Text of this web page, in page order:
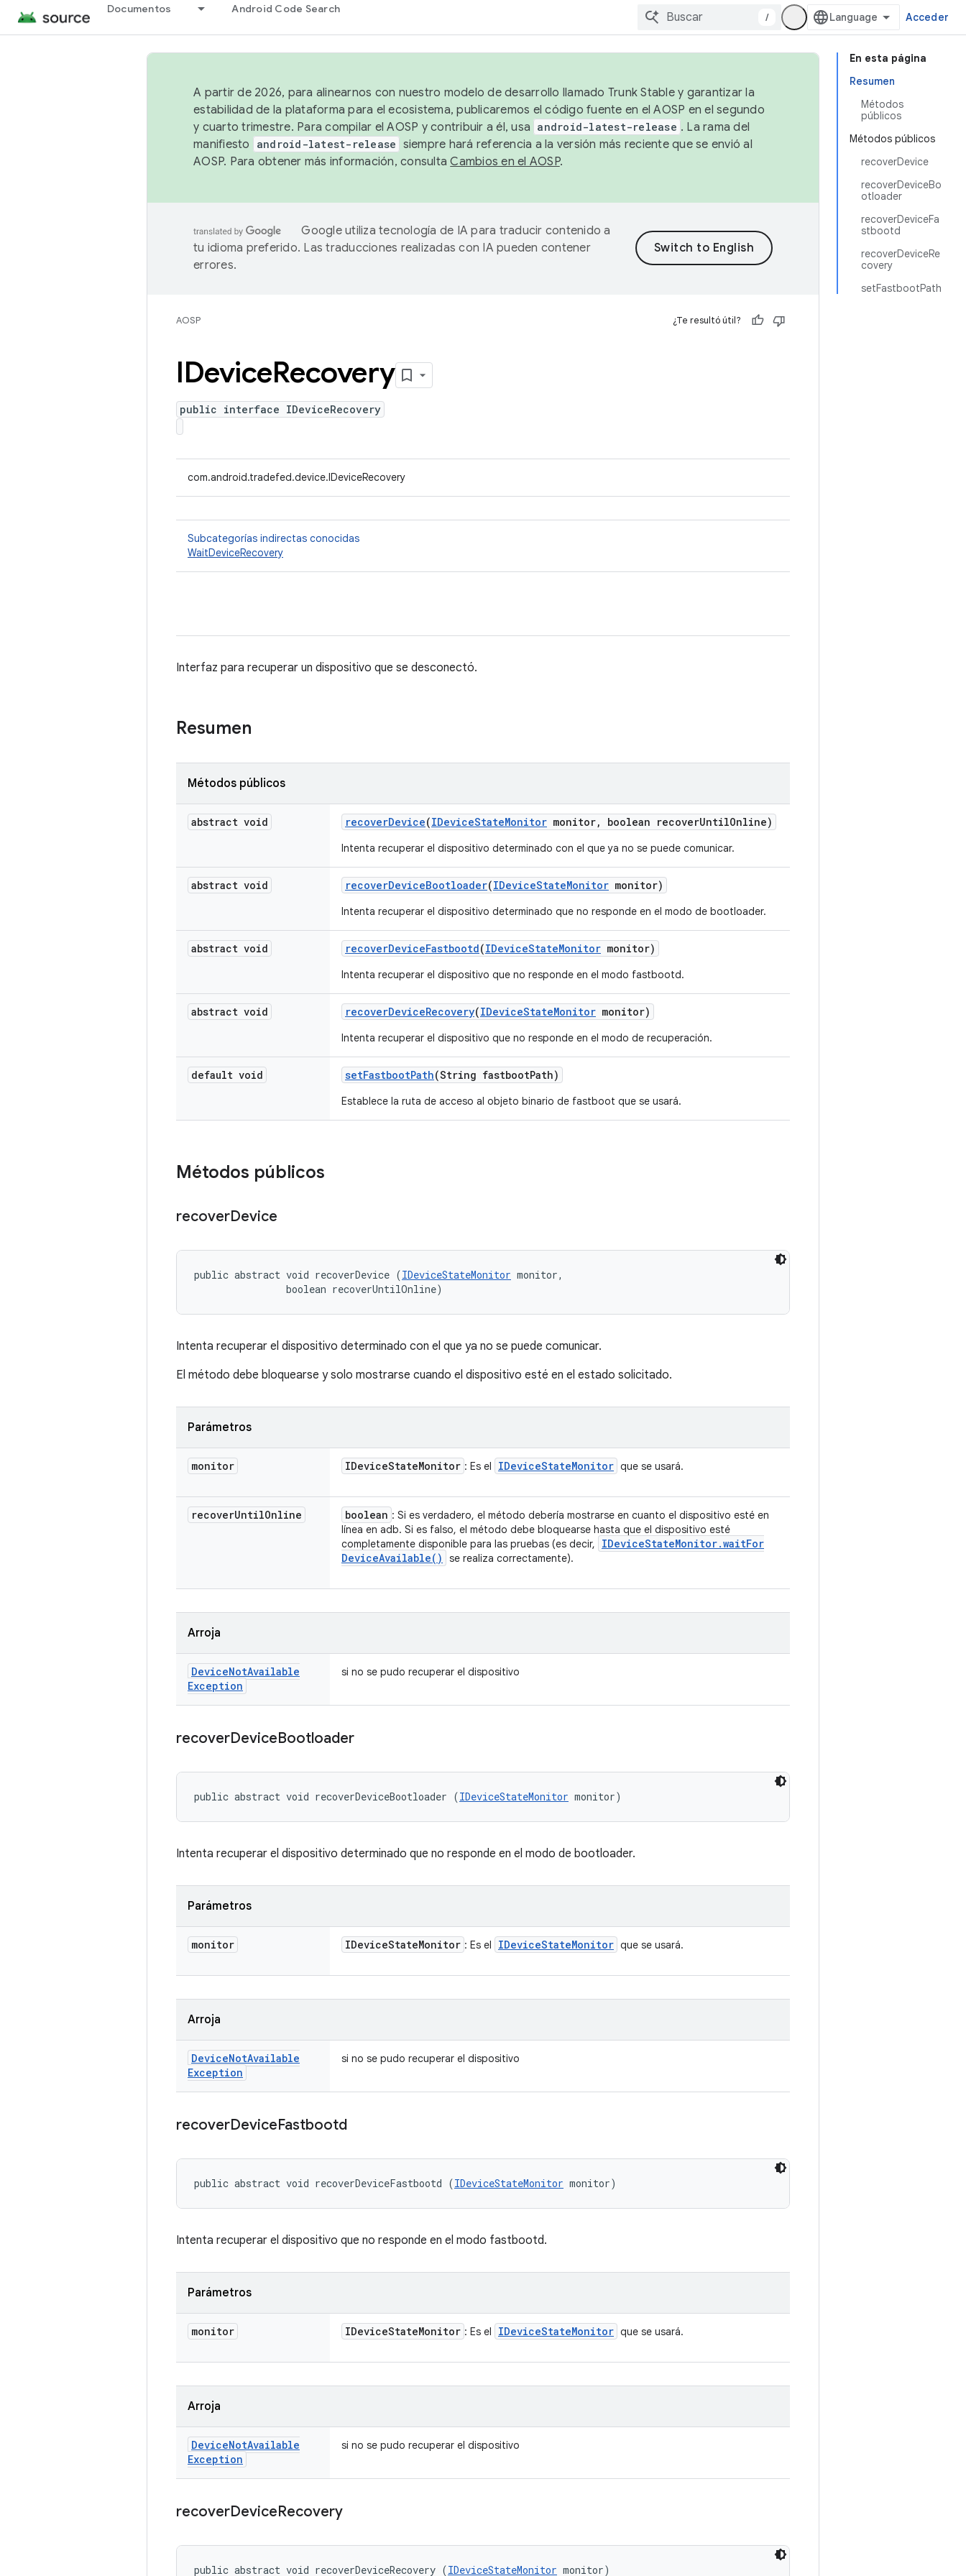
Documentos Android Code Search
/ Acceder
En esta página
Resumen
Métodos
públicos
Métodos públicos
recoverDevice
recoverDeviceBo
otloader
recoverDeviceFa
stbootd
recoverDeviceRe
covery
setFastbootPath
A partir de 2026, para alinearnos con nuestro modelo de desarrollo llamado Trunk Stable y garantizar la
estabilidad de la plataforma para el ecosistema, publicaremos el código fuente en el AOSP en el segundo
y cuarto trimestre. Para compilar el AOSP y contribuir a él, usa android-latest-release . La rama del
manifiesto
android-latest-release siempre hará referencia a la versión más reciente que se envió al
AOSP. Para obtener más información, consultaCambios en el AOSP.
Google utiliza tecnología de IA para traducir contenido a
tu idioma preferido. Las traducciones realizadas con IA pueden contener
errores.
AOSP ¿Te resultó útil?
IDeviceRecovery
public interface IDeviceRecovery
com.android.tradefed.device.IDeviceRecovery
Subcategorías indirectas conocidas
WaitDeviceRecovery
Interfaz para recuperar un dispositivo que se desconectó.
Resumen
Métodos públicos
abstract void recoverDevice(IDeviceStateMonitor monitor, boolean recoverUntilOnline)
Intenta recuperar el dispositivo determinado con el que ya no se puede comunicar.
abstract void recoverDeviceBootloader(IDeviceStateMonitor monitor)
Intenta recuperar el dispositivo determinado que no responde en el modo de bootloader.
abstract void recoverDeviceFastbootd(IDeviceStateMonitor monitor)
Intenta recuperar el dispositivo que no responde en el modo fastbootd.
abstract void recoverDeviceRecovery(IDeviceStateMonitor monitor)
Intenta recuperar el dispositivo que no responde en el modo de recuperación.
default void setFastbootPath(String fastbootPath)
Establece la ruta de acceso al objeto binario de fastboot que se usará.
Métodos públicos
recoverDevice
public abstract void recoverDevice (IDeviceStateMonitor monitor,
                boolean recoverUntilOnline)
Intenta recuperar el dispositivo determinado con el que ya no se puede comunicar.
El método debe bloquearse y solo mostrarse cuando el dispositivo esté en el estado solicitado.
Parámetros
monitor IDeviceStateMonitor : Es el IDeviceStateMonitor que se usará.
recoverUntilOnline boolean : Si es verdadero, el método debería mostrarse en cuanto el dispositivo esté en
línea en adb. Si es falso, el método debe bloquearse hasta que el dispositivo esté
completamente disponible para las pruebas (es decir,
IDeviceStateMonitor.waitFor
DeviceAvailable( ) se realiza correctamente).
Arroja
DeviceNotAvailable
Exception
si no se pudo recuperar el dispositivo
recoverDeviceBootloader
public abstract void recoverDeviceBootloader (IDeviceStateMonitor monitor)
Intenta recuperar el dispositivo determinado que no responde en el modo de bootloader.
Parámetros
monitor IDeviceStateMonitor : Es el IDeviceStateMonitor que se usará.
Arroja
DeviceNotAvailable
Exception
si no se pudo recuperar el dispositivo
recoverDeviceFastbootd
public abstract void recoverDeviceFastbootd (IDeviceStateMonitor monitor)
Intenta recuperar el dispositivo que no responde en el modo fastbootd.
Parámetros
monitor IDeviceStateMonitor : Es el IDeviceStateMonitor que se usará.
Arroja
DeviceNotAvailable
Exception
si no se pudo recuperar el dispositivo
recoverDeviceRecovery
public abstract void recoverDeviceRecovery (IDeviceStateMonitor monitor)